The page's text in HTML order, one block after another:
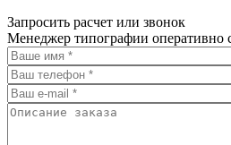
Запросить расчет или звонок
Менеджер типографии оперативно